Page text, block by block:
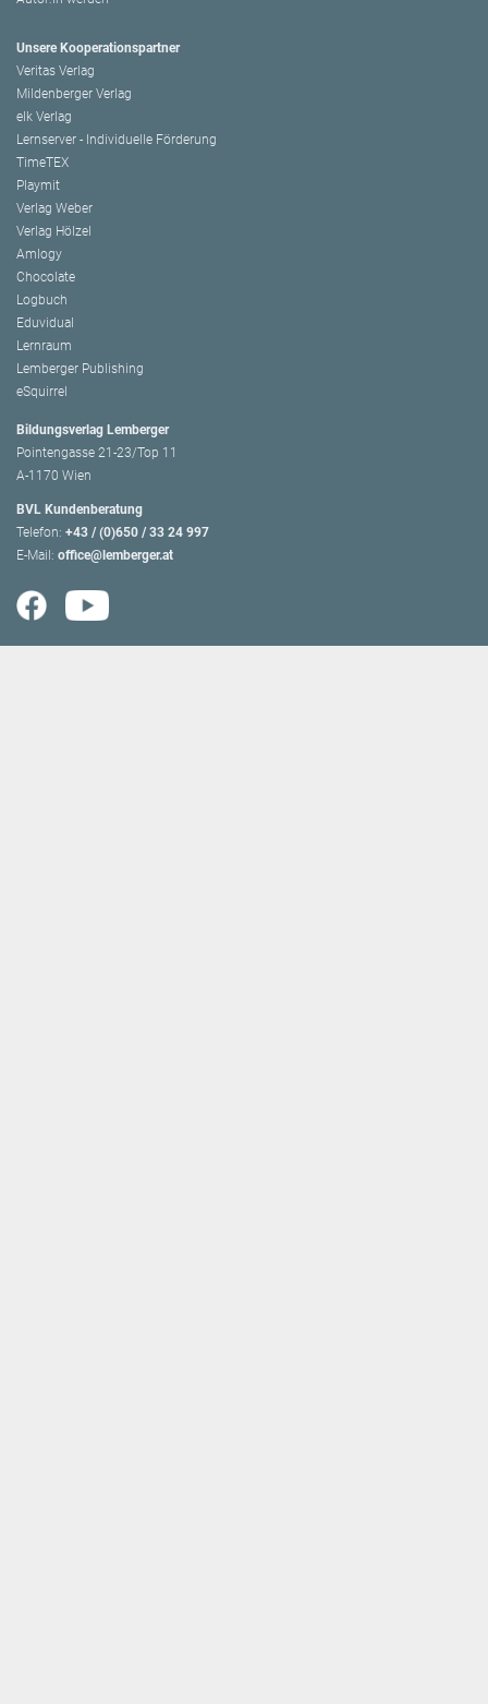
Unsere Kooperationspartner
Veritas Verlag
Mildenberger Verlag
elk Verlag
Lernserver - Individuelle Förderung
TimeTEX
Playmit
Verlag Weber
Verlag Hölzel
Amlogy
Chocolate
Logbuch
Eduvidual
Lernraum
Lemberger Publishing
eSquirrel
Bildungsverlag Lemberger
Pointengasse 21-23/Top 11
A-1170 Wien
BVL Kundenberatung
Telefon: +43 / (0)650 / 33 24 997
E-Mail: office@lemberger.at